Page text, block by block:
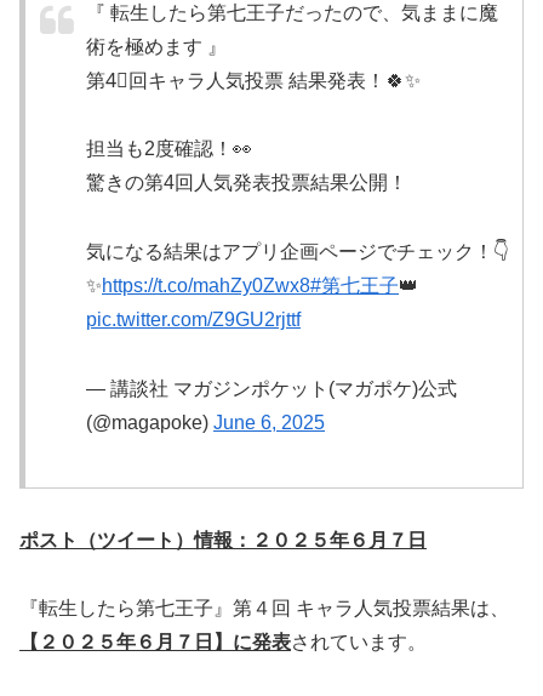
『 転生したら第七王子だったので、気ままに魔
術を極めます 』
第4⃣回キャラ人気投票 結果発表！🍀✨
担当も2度確認！👀
驚きの第4回人気発表投票結果公開！
気になる結果はアプリ企画ページでチェック！👇
✨https://t.co/mahZy0Zwx8#第七王子👑
pic.twitter.com/Z9GU2rjttf
— 講談社 マガジンポケット(マガポケ)公式
(@magapoke) June 6, 2025
ポスト（ツイート）情報：２０２５年６月７日
『転生したら第七王子』第４回 キャラ人気投票結果は、
【２０２５年６月７日】に発表されています。